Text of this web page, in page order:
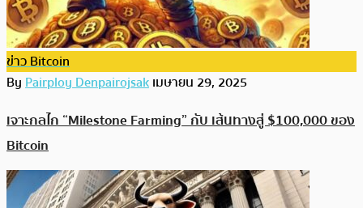
ข่าว Bitcoin
ByPairploy Denpairojsakเมษายน 29, 2025
เจาะกลไก “Milestone Farming” กับ เส้นทางสู่ $100,000 ของ
Bitcoin